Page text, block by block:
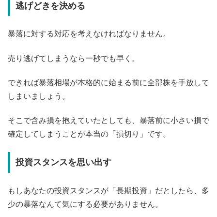
逃げどきを決める
暴落に対する対応を考えなければなりません。
売り逃げてしまうなら一秒でも早く。
できれば暴落相場が本格的に始まる前に全部株を手放して
しまいましょう。
そこで含み損を抱えていたとしても、暴落前に小さい損で
確定してしまうことが本当の「損切り」です。
投資スタンスを思い出す
もしあなたの投資スタンスが「長期投資」だとしたら、多
少の暴落なんて気にする必要がありません。